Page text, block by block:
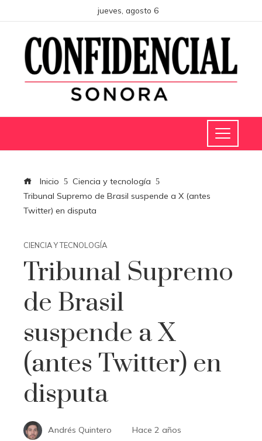
jueves, agosto 6
Inicio
Ciencia y tecnología
Tribunal Supremo de Brasil suspende a X (antes
Twitter) en disputa
CIENCIA Y TECNOLOGÍA
Tribunal Supremo
de Brasil
suspende a X
(antes Twitter) en
disputa
Andrés Quintero Hace 2 años